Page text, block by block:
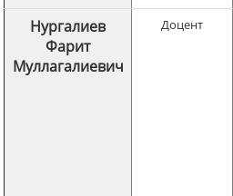
Нургалиев
Фарит
Муллагалиевич
Доцент